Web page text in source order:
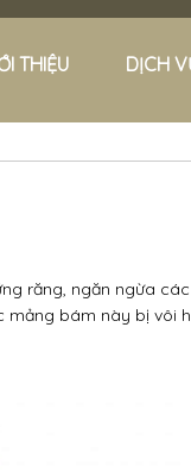
THIỆU DỊCH
răng, ngăn ngừa
mảng bám này bị vôi